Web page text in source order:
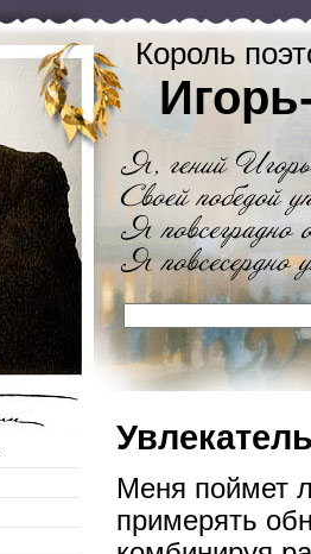
Король
Меня поймет
примерять